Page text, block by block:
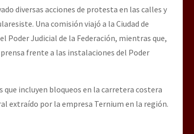
diversas acciones de protesta en las calles y
Una comisión viajó a la Ciudad de
Poder Judicial de la Federación, mientras que,
frente a las instalaciones del Poder
incluyen bloqueos en la carretera costera
extraído por la empresa Ternium en la región.